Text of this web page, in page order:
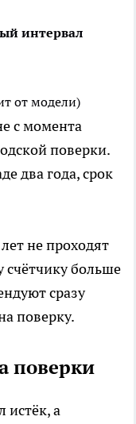
интервал
от модели)
с момента
поверки.
два года, срок
не проходят
счётчику больше
сразу
поверку.
поверки
истёк, а